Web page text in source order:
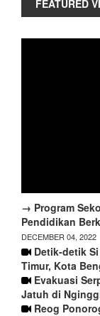
FEATURED
→ Program
Pendidikan
DECEMBER 04, 2022
Detik-detik
Timur, Kota
Evakuasi
Jatuh di
Reog